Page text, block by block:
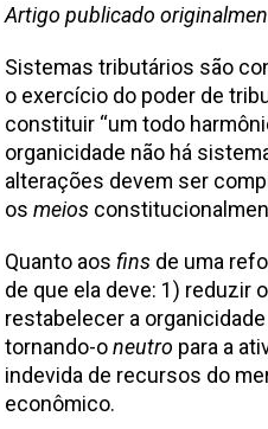
Artigo publicado
Sistemas tributários são
o exercício do poder de
constituir “um todo
organicidade não há
alterações devem ser
os meios
Quanto aos fins de uma
de que ela deve: 1) reduzir
restabelecer a
tornando-oneutro para a
indevida de recursos do
econômico.